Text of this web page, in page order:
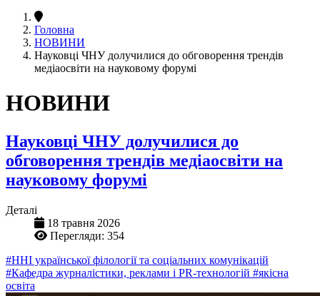
Головна
НОВИНИ
Науковці ЧНУ долучилися до обговорення трендів
медіаосвіти на науковому форумі
НОВИНИ
Науковці ЧНУ долучилися до
обговорення трендів медіаосвіти на
науковому форумі
Деталі
18 травня 2026
Перегляди: 354
#ННІ української філології та соціальних комунікацій
#Кафедра журналістики, реклами і PR-технологій #якісна
освіта